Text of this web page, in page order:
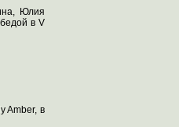
Юлия
в V
Amber, в